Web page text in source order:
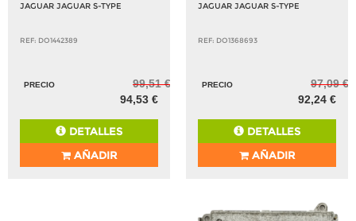
JAGUAR JAGUAR S-TYPE
REF: DO1442389
PRECIO
99,51 €
94,53 €
DETALLES
AÑADIR
JAGUAR JAGUAR S-TYPE
REF: DO1368693
PRECIO
97,09 €
92,24 €
DETALLES
AÑADIR